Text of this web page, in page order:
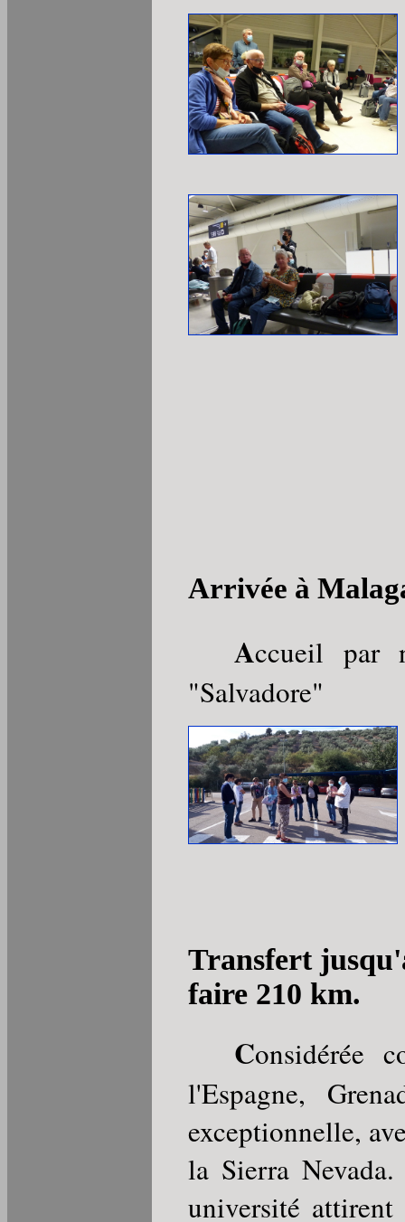
Arrivée à
Accueil par
"Salvadore"
Transfert
faire 210 km.
Considérée
l'Espagne,
exceptionnelle,
la Sierra
université